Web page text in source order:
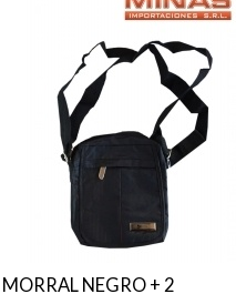
MORRAL NEGRO + 2